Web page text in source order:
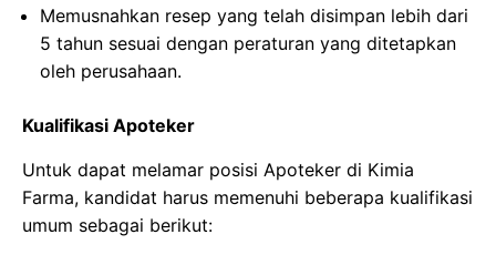
Memusnahkan resep yang telah disimpan lebih dari
5 tahun sesuai dengan peraturan yang ditetapkan
oleh perusahaan.
Kualifikasi Apoteker
Untuk dapat melamar posisi Apoteker di Kimia
Farma, kandidat harus memenuhi beberapa kualifikasi
umum sebagai berikut: